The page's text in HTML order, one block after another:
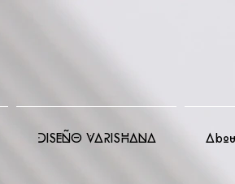
DISEÑO VARISHANA